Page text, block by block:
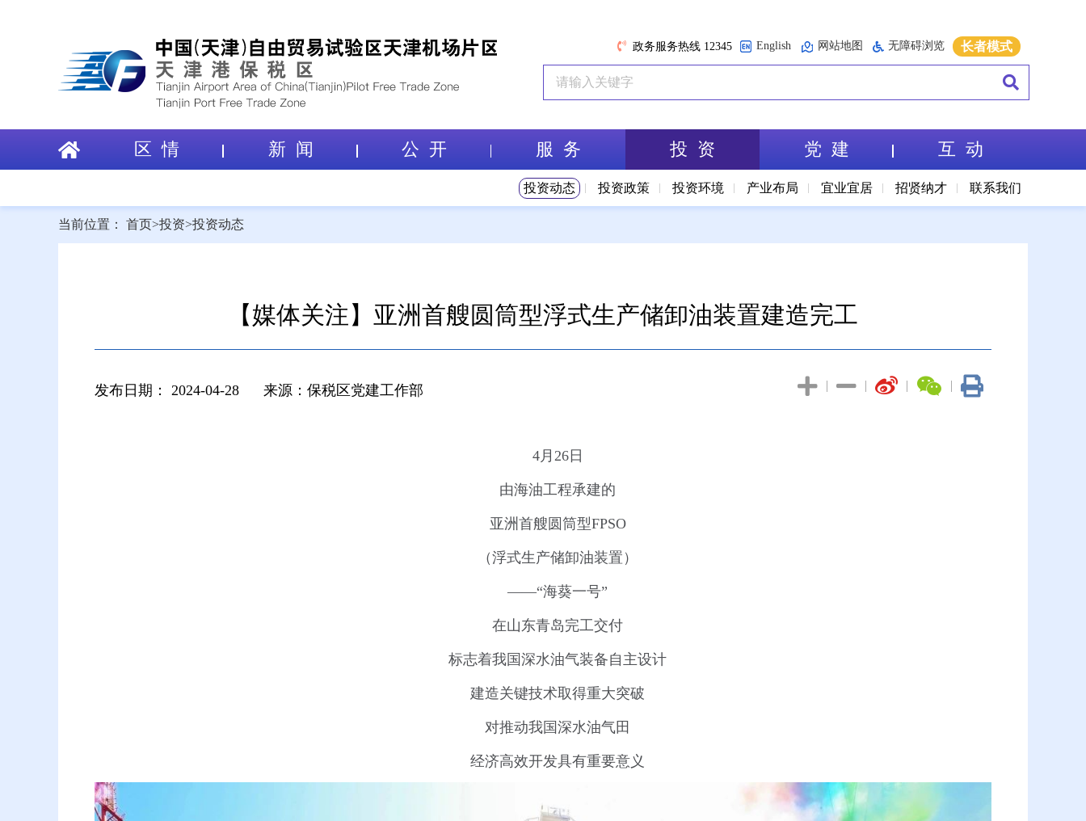
政务服务热线 12345 English 网站地图 无障碍浏览 长者模式
区 情 新 闻 公 开 服 务 投 资
投资动态 投资政策 投资环境 产业布局 宜业宜居 招贤纳才 联系我们
党 建 互 动
当前位置： 首页>投资>投资动态
【媒体关注】亚洲首艘圆筒型浮式生产储卸油装置建造完工
发布日期： 2024-04-28 来源：保税区党建工作部 |
|
|
|
4月26日
由海油工程承建的
亚洲首艘圆筒型FPSO
（浮式生产储卸油装置）
——“海葵一号”
在山东青岛完工交付
标志着我国深水油气装备自主设计
建造关键技术取得重大突破
对推动我国深水油气田
经济高效开发具有重要意义